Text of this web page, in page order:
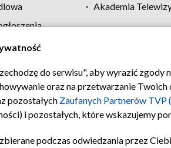
Akademia
Regulamin TVP
do serwisu", aby wyrazić zgody
oraz na przetwarzanie Twoich
pozostałych Zaufanych Partnerów TVP
i pozostałych, które wskazujemy
podczas odwiedzania przez